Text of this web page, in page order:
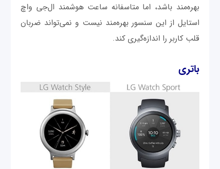
بهره‌مند باشد، اما متاسفانه ساعت هوشمند ال‌جی واچ
استایل از این سنسور بهره‌مند نیست و نمی‌تواند ضربان
قلب کاربر را اندازه‌گیری کند.
باتری